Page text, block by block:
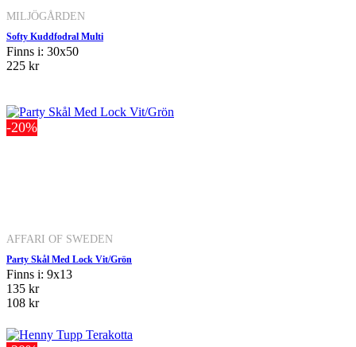
MILJÖGÅRDEN
Softy Kuddfodral Multi
Finns i: 30x50
225 kr
-20%
AFFARI OF SWEDEN
Party Skål Med Lock Vit/Grön
Finns i: 9x13
135 kr
108 kr